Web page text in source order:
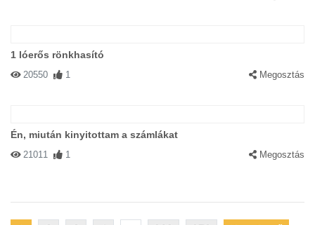
1 lóerős rönkhasító
20550 1 Megosztás
Én, miután kinyitottam a számlákat
21011 1 Megosztás